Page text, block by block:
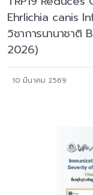
Ehrlichia canis
วิชาการนานาชาติ
2026)
10 มีนาคม 2569